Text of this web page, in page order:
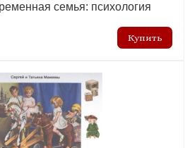
семья: психология